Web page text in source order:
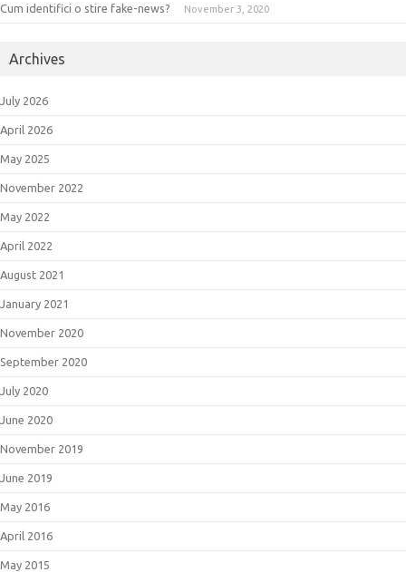
Cum identifici o stire fake-news? November 3, 2020
Archives
July 2026
April 2026
May 2025
November 2022
May 2022
April 2022
August 2021
January 2021
November 2020
September 2020
July 2020
June 2020
November 2019
June 2019
May 2016
April 2016
May 2015